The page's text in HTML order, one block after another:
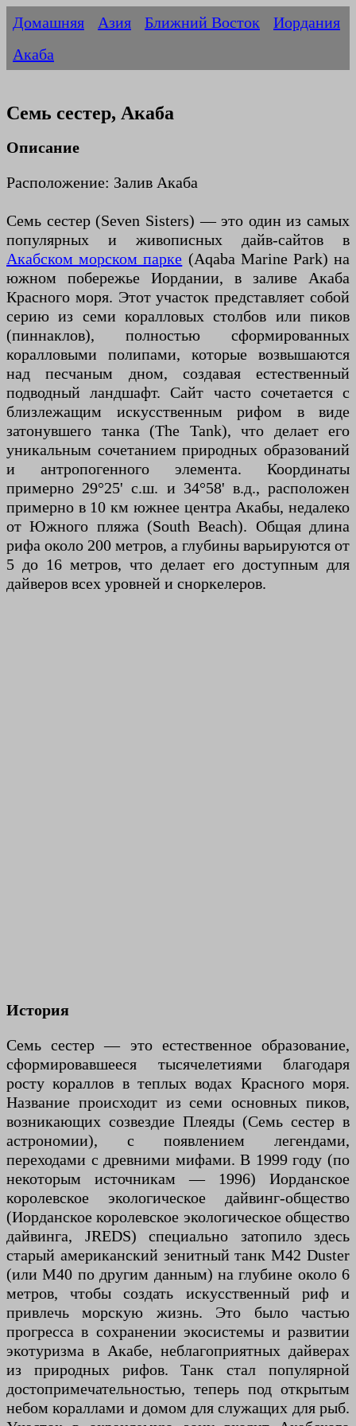
Домашняя Азия Ближний Восток
Иордания
Акаба
Семь сестер, Акаба
Описание
Расположение: Залив Акаба
Семь сестер (Seven Sisters) — это один из самых
популярных и живописных дайв-сайтов в
Акабском морском парке (Aqaba Marine Park) на
южном побережье Иордании, в заливе Акаба
Красного моря. Этот участок представляет собой
серию из семи коралловых столбов или пиков
(пиннаклов), полностью сформированных
коралловыми полипами, которые возвышаются
над песчаным дном, создавая естественный
подводный ландшафт. Сайт часто сочетается с
близлежащим искусственным рифом в виде
затонувшего танка (The Tank), что делает его
уникальным сочетанием природных образований
и антропогенного элемента. Координаты
примерно 29°25' с.ш. и 34°58' в.д., расположен
примерно в 10 км южнее центра Акабы, недалеко
от Южного пляжа (South Beach). Общая длина
рифа около 200 метров, а глубины варьируются от
5 до 16 метров, что делает его доступным для
дайверов всех уровней и сноркелеров.
История
Семь сестер — это естественное образование,
сформировавшееся тысячелетиями благодаря
росту кораллов в теплых водах Красного моря.
Название происходит из семи основных пиков,
возникающих созвездие Плеяды (Семь сестер в
астрономии), с появлением легендами,
переходами с древними мифами. В 1999 году (по
некоторым источникам — 1996) Иорданское
королевское экологическое дайвинг-общество
(Иорданское королевское экологическое общество
дайвинга, JREDS) специально затопило здесь
старый американский зенитный танк M42 Duster
(или M40 по другим данным) на глубине около 6
метров, чтобы создать искусственный риф и
привлечь морскую жизнь. Это было частью
прогресса в сохранении экосистемы и развитии
экотуризма в Акабе, неблагоприятных дайверах
из природных рифов. Танк стал популярной
достопримечательностью, теперь под открытым
небом кораллами и домом для служащих для рыб.